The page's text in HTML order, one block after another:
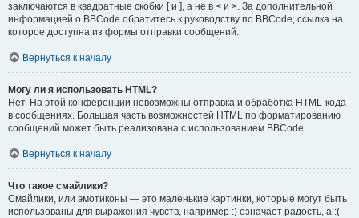
заключаются в квадратные скобки [ и ], а не в < и >. За дополнительной
информацией о BBCode обратитесь к руководству по BBCode, ссылка на
которое доступна из формы отправки сообщений.
Вернуться к началу
Могу ли я использовать HTML?
Нет. На этой конференции невозможны отправка и обработка HTML-кода
в сообщениях. Большая часть возможностей HTML по форматированию
сообщений может быть реализована с использованием BBCode.
Вернуться к началу
Что такое смайлики?
Смайлики, или эмотиконы — это маленькие картинки, которые могут быть
использованы для выражения чувств, например :) означает радость, а :(